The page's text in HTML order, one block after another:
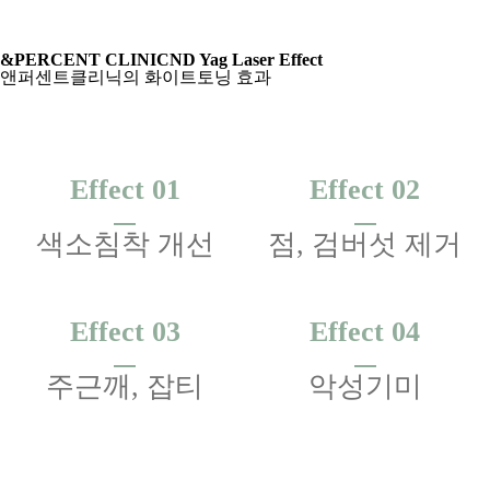
&PERCENT CLINICND Yag Laser Effect
앤퍼센트클리닉의 화이트토닝 효과
Effect 01
색소침착 개선
Effect 02
점, 검버섯 제거
Effect 03
주근깨, 잡티
Effect 04
악성기미